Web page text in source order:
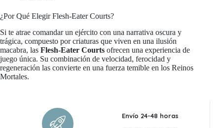
¿Por Qué Elegir Flesh-Eater Courts?
Si te atrae comandar un ejército con una narrativa oscura y
trágica, compuesto por criaturas que viven en una ilusión
macabra, las Flesh-Eater Courts ofrecen una experiencia de
juego única. Su combinación de velocidad, ferocidad y
regeneración las convierte en una fuerza temible en los Reinos
Mortales.
Envío 24-48 horas